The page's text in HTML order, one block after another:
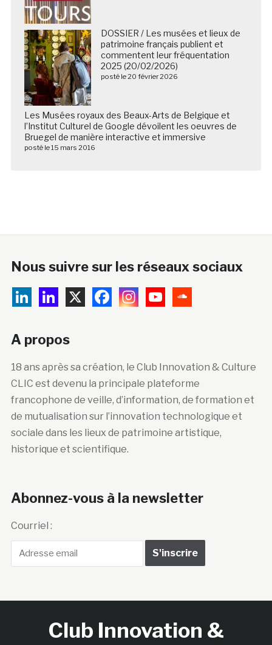
DOSSIER / Les musées et lieux de
patrimoine français publient et
commentent leur fréquentation
2025 (20/02/2026)
posté le 20 février 2026
Les Musées royaux des Beaux-Arts de Belgique et
l’Institut Culturel de Google dévoilent les oeuvres de
Bruegel de manière interactive et immersive
posté le 15 mars 2016
Nous suivre sur les réseaux sociaux
A propos
18 ans après sa création, le Club Innovation & Culture
CLIC est devenu la principale plateforme
francophone de veille, d’information, de formation et
de mutualisation sur l’innovation technologique et
sociale dans les lieux de patrimoine artistique,
historique et scientifique.
Abonnez-vous à la newsletter
Courriel :
Club Innovation &